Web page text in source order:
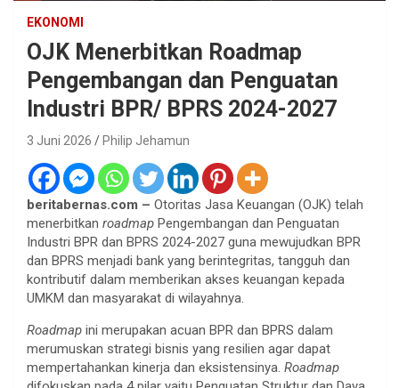
EKONOMI
OJK Menerbitkan Roadmap
Pengembangan dan Penguatan
Industri BPR/ BPRS 2024-2027
3 Juni 2026 Philip Jehamun
beritabernas.com – Otoritas Jasa Keuangan (OJK) telah
menerbitkan roadmap Pengembangan dan Penguatan
Industri BPR dan BPRS 2024-2027 guna mewujudkan BPR
dan BPRS menjadi bank yang berintegritas, tangguh dan
kontributif dalam memberikan akses keuangan kepada
UMKM dan masyarakat di wilayahnya.
Roadmap ini merupakan acuan BPR dan BPRS dalam
merumuskan strategi bisnis yang resilien agar dapat
mempertahankan kinerja dan eksistensinya. Roadmap